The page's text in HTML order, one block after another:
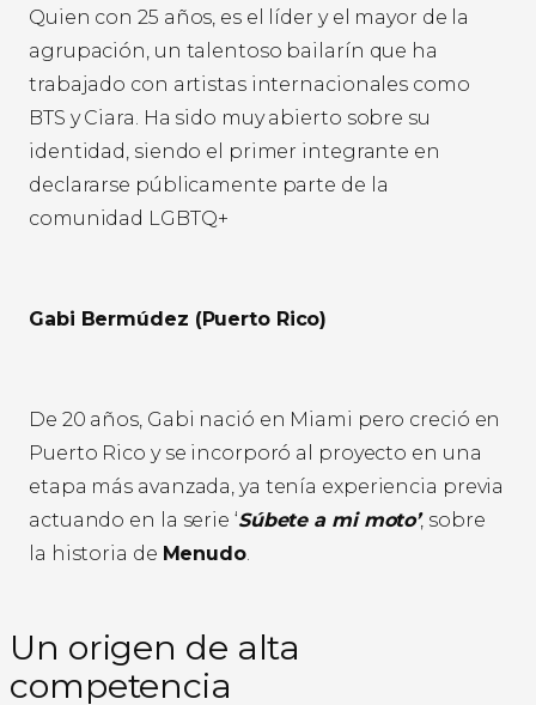
Quien con 25 años, es el líder y el mayor de la
agrupación, un talentoso bailarín que ha
trabajado con artistas internacionales como
BTS y Ciara. Ha sido muy abierto sobre su
identidad, siendo el primer integrante en
declararse públicamente parte de la
comunidad LGBTQ+
Gabi Bermúdez (Puerto Rico)
De 20 años, Gabi nació en Miami pero creció en
Puerto Rico y se incorporó al proyecto en una
etapa más avanzada, ya tenía experiencia previa
actuando en la serie ‘Súbete a mi moto’, sobre
la historia de Menudo.
Un origen de alta
competencia